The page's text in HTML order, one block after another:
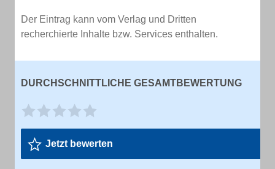
Der Eintrag kann vom Verlag und Dritten
recherchierte Inhalte bzw. Services enthalten.
DURCHSCHNITTLICHE GESAMTBEWERTUNG
Jetzt bewerten